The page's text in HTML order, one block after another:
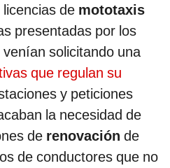
de mototaxis
presentadas por los
solicitando una
que regulan su
y peticiones
la necesidad de
de renovación de
de conductores que no